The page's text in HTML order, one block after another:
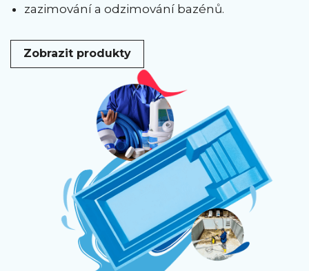
zazimování a odzimování bazénů.
Zobrazit produkty